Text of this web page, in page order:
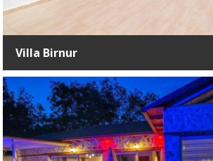
Villa Birnur